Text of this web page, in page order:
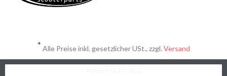
* Alle Preise inkl. gesetzlicher USt., zzgl. Versand